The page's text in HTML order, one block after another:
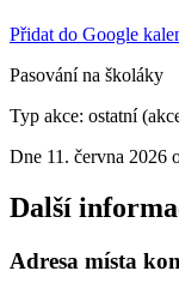
Přidat do Google
Pasování na školáky
Typ akce: ostatní
Dne 11. června 2026
Další
Adresa místa